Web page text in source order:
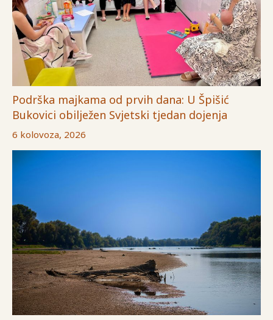
Podrška majkama od prvih dana: U Špišić
Bukovici obilježen Svjetski tjedan dojenja
6 kolovoza, 2026